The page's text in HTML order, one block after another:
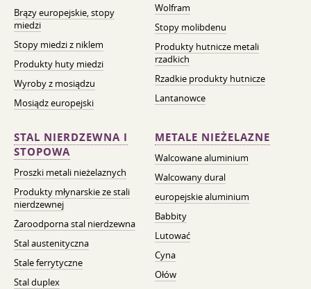
Brązy europejskie, stopy
miedzi
Stopy miedzi z niklem
Produkty huty miedzi
Wyroby z mosiądzu
Mosiądz europejski
Wolfram
Stopy molibdenu
Produkty hutnicze metali
rzadkich
Rzadkie produkty hutnicze
Lantanowce
STAL NIERDZEWNA I
STOPOWA
Proszki metali nieżelaznych
Produkty młynarskie ze stali
nierdzewnej
Żaroodporna stal nierdzewna
Stal austenityczna
Stale ferrytyczne
Stal duplex
METALE NIEŻELAZNE
Walcowane aluminium
Walcowany dural
europejskie aluminium
Babbity
Lutować
Cyna
Ołów